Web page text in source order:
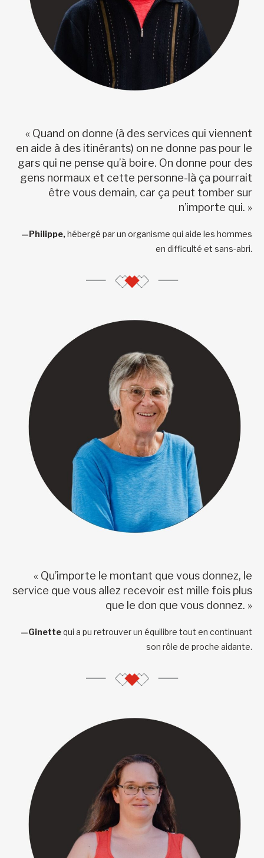
« Quand on donne (à des services qui viennent
en aide à des itinérants) on ne donne pas pour le
gars qui ne pense qu’à boire. On donne pour des
gens normaux et cette personne-là ça pourrait
être vous demain, car ça peut tomber sur
n’importe qui. »
—Philippe,hébergé par un organisme qui aide les hommes
en difficulté et sans-abri.
« Qu’importe le montant que vous donnez, le
service que vous allez recevoir est mille fois plus
que le don que vous donnez. »
—Ginettequi a pu retrouver un équilibre tout en continuant
son rôle de proche aidante.